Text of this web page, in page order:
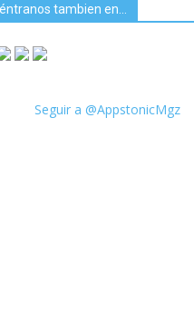
tambien en…
Seguir a @AppstonicMgz